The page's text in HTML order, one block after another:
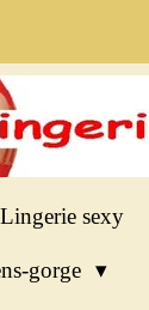
Lingerie sexy
gorge